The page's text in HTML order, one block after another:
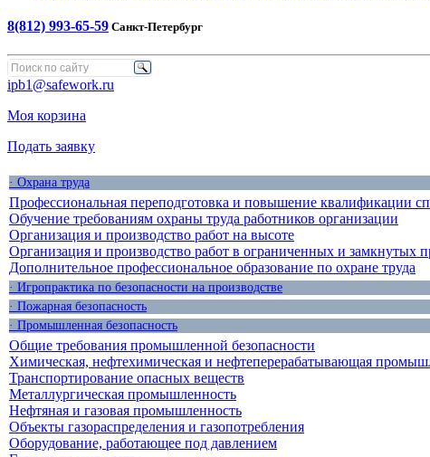
8(812) 993-65-59 Санкт-Петербург
ipb1@safework.ru
Моя корзина
Подать заявку
· Охрана труда
Профессиональная переподготовка и повышение квалификации
Обучение требованиям охраны труда работников организации
Организация и производство работ на высоте
Организация и производство работ в ограниченных и замкнутых
Дополнительное профессиональное образование по охране труда
· Игропрактика по безопасности на производстве
· Пожарная безопасность
· Промышленная безопасность
Общие требования промышленной безопасности
Химическая, нефтехимическая и нефтеперерабатывающая
Транспортирование опасных веществ
Металлургическая промышленность
Нефтяная и газовая промышленность
Объекты газораспределения и газопотребления
Оборудование, работающее под давлением